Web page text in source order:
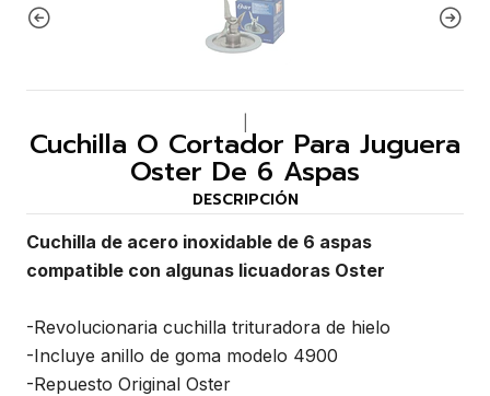
Cuchilla O Cortador Para Juguera
Oster De 6 Aspas
DESCRIPCIÓN
Cuchilla de acero inoxidable de 6 aspas
compatible con algunas licuadoras Oster
-Revolucionaria cuchilla trituradora de hielo
-Incluye anillo de goma modelo 4900
-Repuesto Original Oster